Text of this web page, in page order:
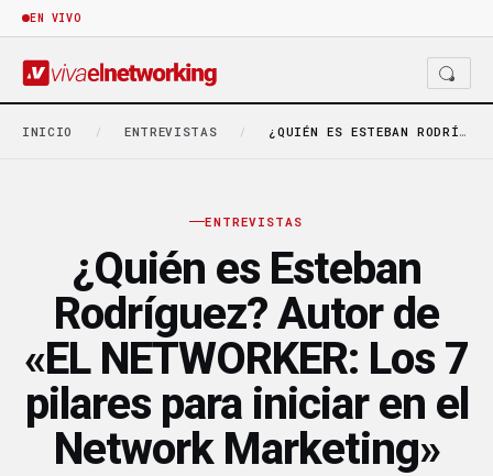
EN VIVO
INICIO / ENTREVISTAS / ¿QUIÉN ES ESTEBAN RODRÍGUEZ? AUTOR DE «EL NETWORKER:…
ENTREVISTAS
¿Quién es Esteban
Rodríguez? Autor de
«EL NETWORKER: Los 7
pilares para iniciar en el
Network Marketing»